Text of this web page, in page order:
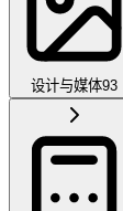
设计与媒体93